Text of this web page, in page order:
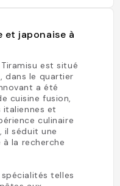
et japonaise à
est situé
dans le quartier
a été
cuisine fusion,
italiennes et
culinaire
il séduit une
la recherche
telles